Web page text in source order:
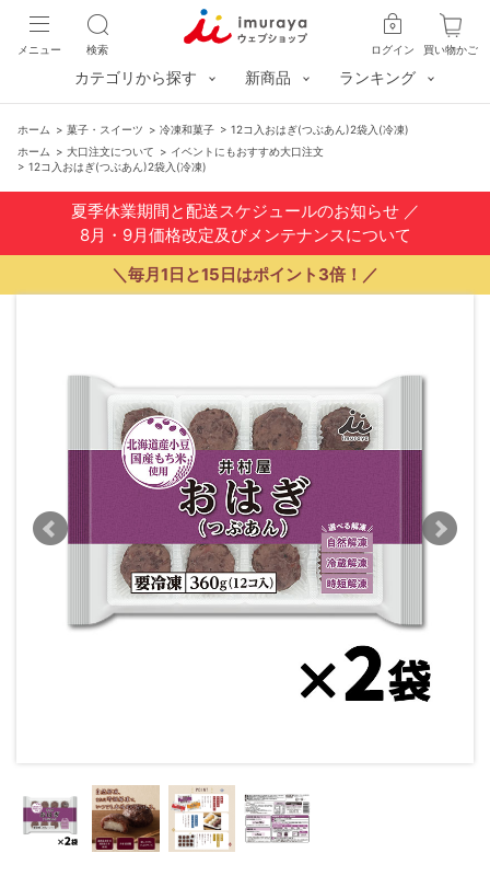
買い物かご
ログイン
検索
メニュー
カテゴリから探す 新商品 ランキング
ホーム > 菓子・スイーツ > 冷凍和菓子 > 12コ入おはぎ(つぶあん)2袋入(冷凍)
ホーム > 大口注文について > イベントにもおすすめ大口注文
> 12コ入おはぎ(つぶあん)2袋入(冷凍)
夏季休業期間と配送スケジュールのお知らせ／
8月・9月価格改定及びメンテナンスについて
＼毎月1日と15日はポイント3倍！／